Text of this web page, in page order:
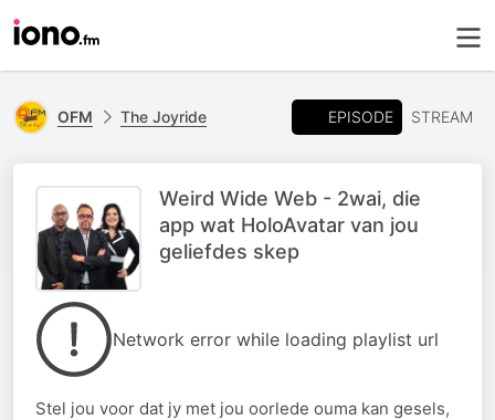
OFM The Joyride EPISODE STREAM
Weird Wide Web - 2wai, die
app wat HoloAvatar van jou
geliefdes skep
Network error while loading playlist url
Stel jou voor dat jy met jou oorlede ouma kan gesels,